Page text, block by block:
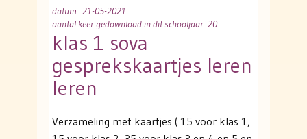
datum: 21-05-2021
aantal keer gedownload in dit schooljaar: 20
klas 1 sova
gesprekskaartjes leren
leren
Verzameling met kaartjes ( 15 voor klas 1,